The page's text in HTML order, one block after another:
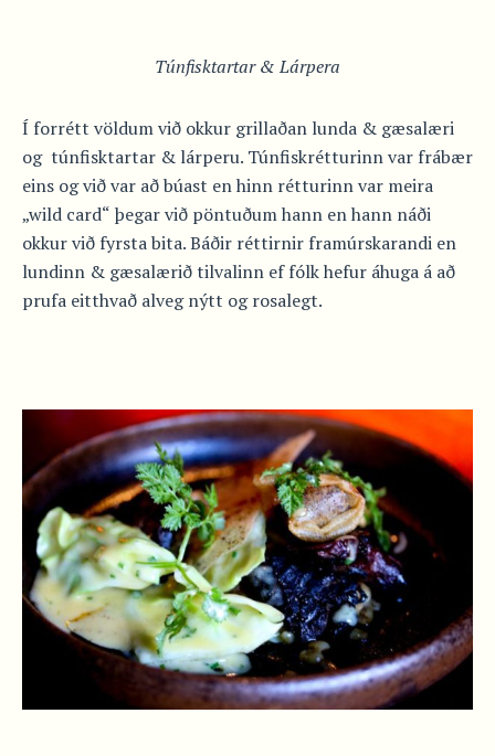
Túnfisktartar & Lárpera
Í forrétt völdum við okkur grillaðan lunda & gæsalæri
og túnfisktartar & lárperu. Túnfiskrétturinn var frábær
eins og við var að búast en hinn rétturinn var meira
„wild card“ þegar við pöntuðum hann en hann náði
okkur við fyrsta bita. Báðir réttirnir framúrskarandi en
lundinn & gæsalærið tilvalinn ef fólk hefur áhuga á að
prufa eitthvað alveg nýtt og rosalegt.